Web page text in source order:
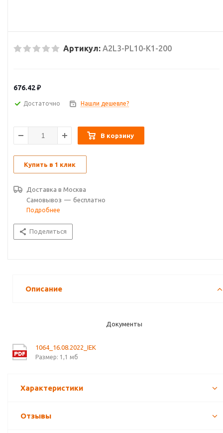
Артикул: A2L3-PL10-K1-200
676.42₽
Достаточно Нашли дешевле?
В корзину
Купить в 1 клик
Доставка в Москва
Самовывоз — бесплатно
Подробнее
Поделиться
Описание
Документы
1064_16.08.2022_IEK
Размер: 1,1 мб
Характеристики
Отзывы